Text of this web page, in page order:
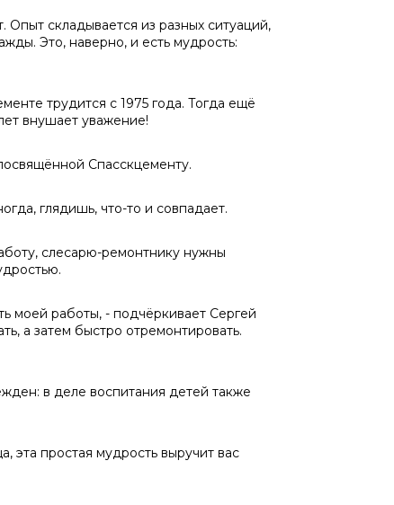
складывается из разных ситуаций,
Это, наверно, и есть мудрость:
трудится с 1975 года. Тогда ещё
внушает уважение!
Спасскцементу.
глядишь, что-то и совпадает.
слесарю-ремонтнику нужны
моей работы, - подчёркивает Сергей
а затем быстро отремонтировать.
в деле воспитания детей также
эта простая мудрость выручит вас